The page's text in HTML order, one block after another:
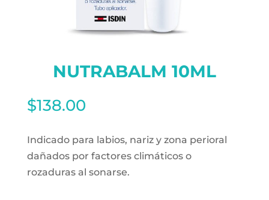
NUTRABALM 10ML
$138.00
Indicado para labios, nariz y zona perioral
dañados por factores climáticos o
rozaduras al sonarse.